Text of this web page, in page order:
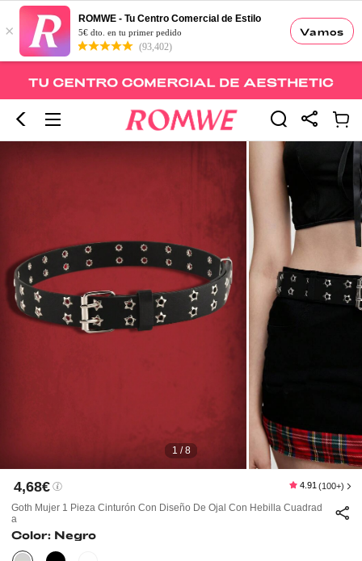
Vamos
×
ROMWE - Tu Centro Comercial de Estilo
5€ dto. en tu primer pedido
(93,402)
1 / 8
4,68€ 4.91 (100+)
Goth Mujer 1 Pieza Cinturón Con Diseño De Ojal Con Hebilla Cuadrad
A
Color: Negro